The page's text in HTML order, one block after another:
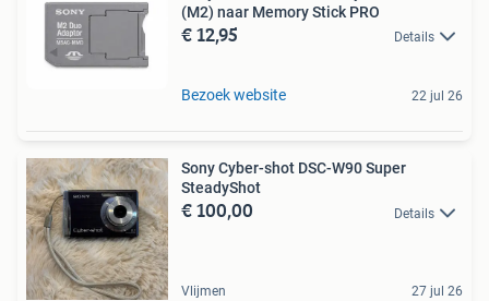
(M2) naar Memory Stick PRO
€ 12,95 Details
Bezoek website 22 jul 26
Sony Cyber-shot DSC-W90 Super
SteadyShot
€ 100,00 Details
Vlijmen 27 jul 26